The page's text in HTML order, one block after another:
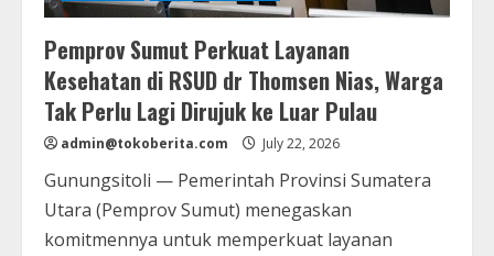
Pemprov Sumut Perkuat Layanan
Kesehatan di RSUD dr Thomsen Nias, Warga
Tak Perlu Lagi Dirujuk ke Luar Pulau
admin@tokoberita.com July 22, 2026
Gunungsitoli — Pemerintah Provinsi Sumatera
Utara (Pemprov Sumut) menegaskan
komitmennya untuk memperkuat layanan